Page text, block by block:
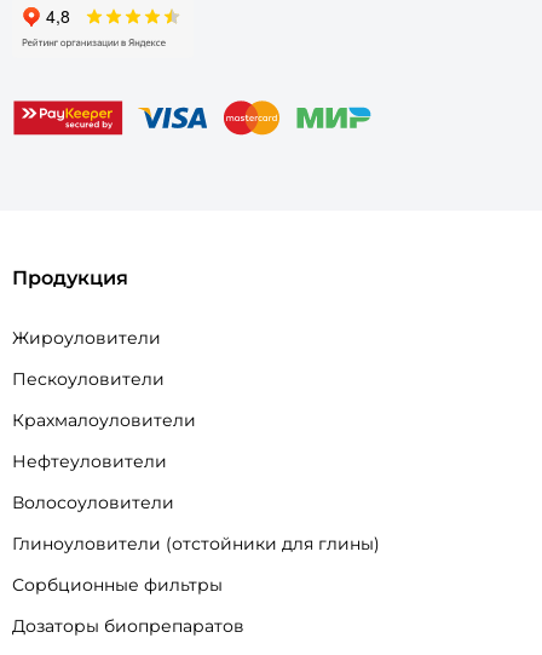
Продукция
Жироуловители
Пескоуловители
Крахмалоуловители
Нефтеуловители
Волосоуловители
Глиноуловители (отстойники для глины)
Сорбционные фильтры
Дозаторы биопрепаратов